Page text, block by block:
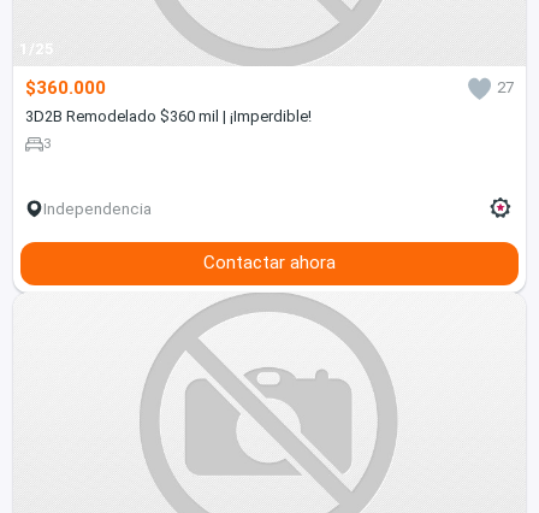
1/25
$360.000
27
3D2B Remodelado $360 mil | ¡Imperdible!
3
Independencia
Contactar ahora